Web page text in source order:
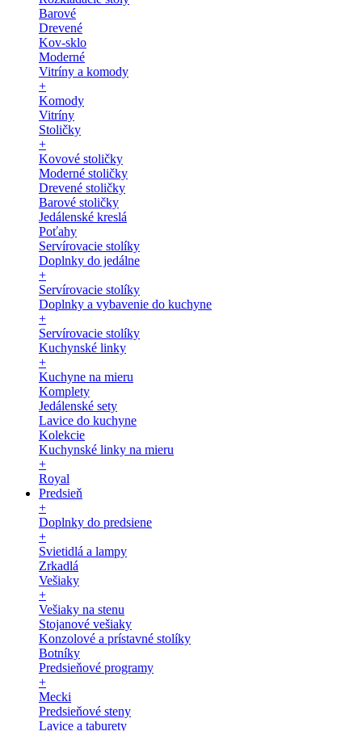
Barové
Drevené
Kov-sklo
Moderné
Vitríny a komody
+
Komody
Vitríny
Stoličky
+
Kovové stoličky
Moderné stoličky
Drevené stoličky
Barové stoličky
Jedálenské kreslá
Poťahy
Servírovacie stolíky
Doplnky do jedálne
+
Servírovacie stolíky
Doplnky a vybavenie do kuchyne
+
Servírovacie stolíky
Kuchynské linky
+
Kuchyne na mieru
Komplety
Jedálenské sety
Lavice do kuchyne
Kolekcie
Kuchynské linky na mieru
+
Royal
Predsieň
+
Doplnky do predsiene
+
Svietidlá a lampy
Zrkadlá
Vešiaky
+
Vešiaky na stenu
Stojanové vešiaky
Konzolové a prístavné stolíky
Botníky
Predsieňové programy
+
Mecki
Predsieňové steny
Lavice a taburety